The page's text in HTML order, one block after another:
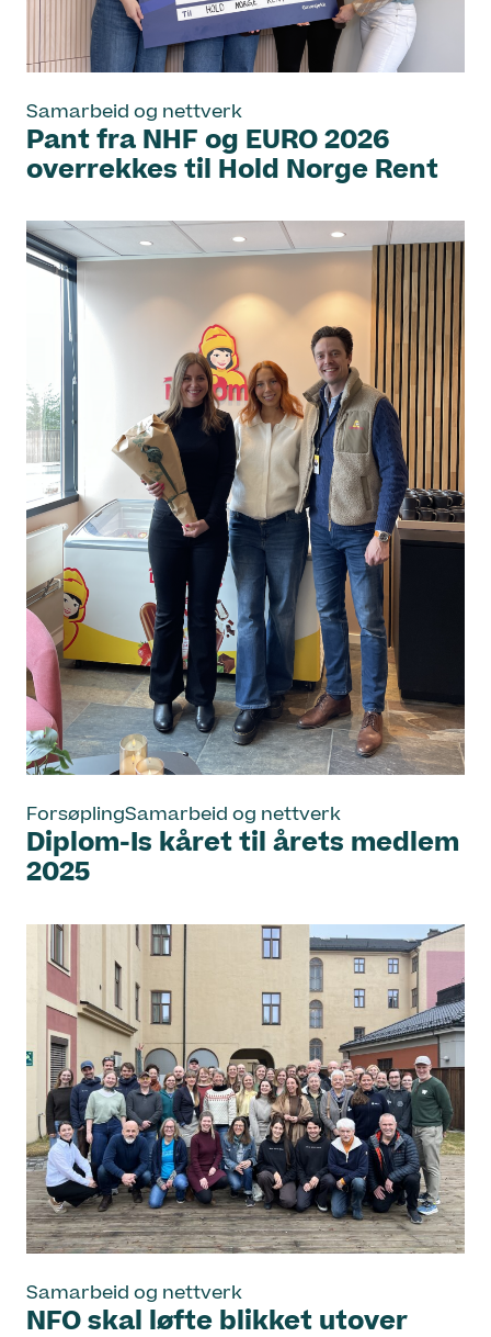
Samarbeid og nettverk
Pant fra NHF og EURO 2026
overrekkes til Hold Norge Rent
ForsøplingSamarbeid og nettverk
Diplom-Is kåret til årets medlem
2025
Samarbeid og nettverk
NFO skal løfte blikket utover